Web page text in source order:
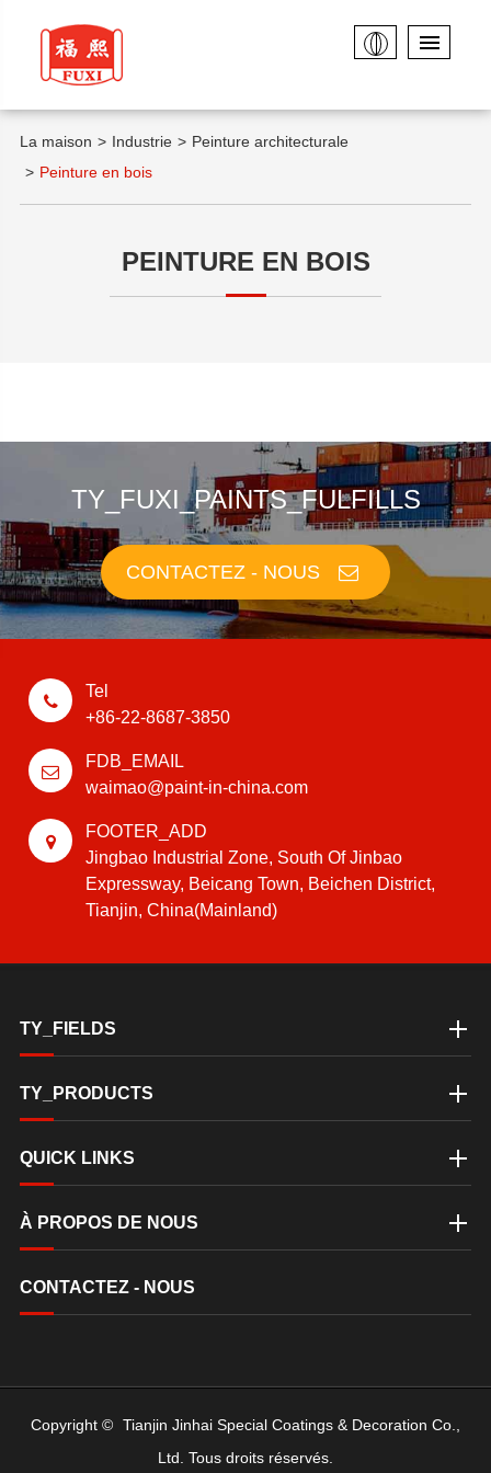
La maison Industrie
Peinture architecturale
Peinture en bois
PEINTURE EN BOIS
TY_FUXI_PAINTS_FULFILLS
CONTACTEZ - NOUS
Tel
+86-22-8687-3850
FDB_EMAIL
waimao@paint-in-china.com
FOOTER_ADD
Jingbao Industrial Zone, South Of Jinbao
Expressway, Beicang Town, Beichen District,
Tianjin, China(Mainland)
TY_FIELDS
TY_PRODUCTS
QUICK LINKS
À PROPOS DE NOUS
CONTACTEZ - NOUS
Copyright © Tianjin Jinhai Special Coatings & Decoration Co.,
Ltd. Tous droits réservés.